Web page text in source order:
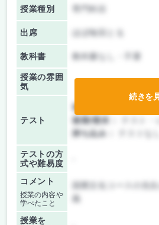
授業種別
出席 ほぼ毎回とる
教科書 教科書なし・不要
授業の雰囲
気
テスト
前期/中間：
後期/期末：
持ち込み：
テストの方
式や難易度
コメント
授業の内容や
学べたこと
義
授業を
続きを